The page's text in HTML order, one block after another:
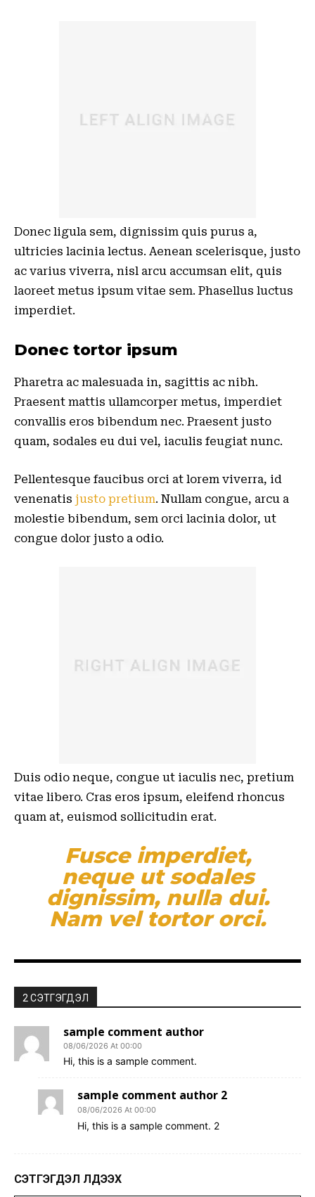
Donec ligula sem, dignissim quis purus a,
ultricies lacinia lectus. Aenean scelerisque, justo
ac varius viverra, nisl arcu accumsan elit, quis
laoreet metus ipsum vitae sem. Phasellus luctus
imperdiet.
Donec tortor ipsum
Pharetra ac malesuada in, sagittis ac nibh.
Praesent mattis ullamcorper metus, imperdiet
convallis eros bibendum nec. Praesent justo
quam, sodales eu dui vel, iaculis feugiat nunc.
Pellentesque faucibus orci at lorem viverra, id
venenatis justo pretium. Nullam congue, arcu a
molestie bibendum, sem orci lacinia dolor, ut
congue dolor justo a odio.
Duis odio neque, congue ut iaculis nec, pretium
vitae libero. Cras eros ipsum, eleifend rhoncus
quam at, euismod sollicitudin erat.
Fusce imperdiet,
neque ut sodales
dignissim, nulla dui.
Nam vel tortor orci.
2 СЭТГЭГДЭЛ
sample comment author
08/06/2026 At 00:00
Hi, this is a sample comment.
sample comment author 2
08/06/2026 At 00:00
Hi, this is a sample comment. 2
СЭТГЭГДЭЛ ҮЛДЭЭХ